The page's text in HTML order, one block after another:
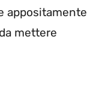
appositamente
mettere